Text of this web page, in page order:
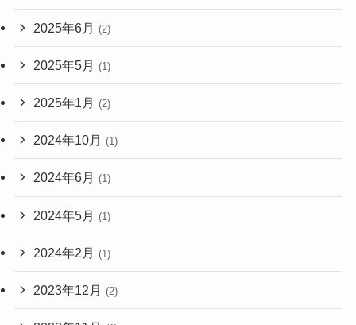
2025年6月 (2)
2025年5月 (1)
2025年1月 (2)
2024年10月 (1)
2024年6月 (1)
2024年5月 (1)
2024年2月 (1)
2023年12月 (2)